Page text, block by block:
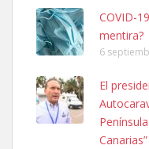
SHIBA PERDIDO AVDA
PERRO MACHO RAZA
06/07/2025 ZONA MESA
Leales.org » Gran Canaria
COVID-
mentira?
6
El
Canarias”